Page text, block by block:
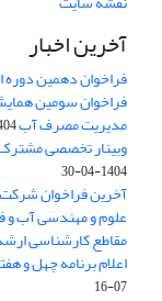
آخرین اخبار
فراخوان دهمین دوره
فراخوان سومین
مدیریت مصرف آب30
وبینار تخصصی
1404-04-30
آخرین فراخوان شرکت
مقاطع کارشناسی
اعلام برنامه چهل و
07-16